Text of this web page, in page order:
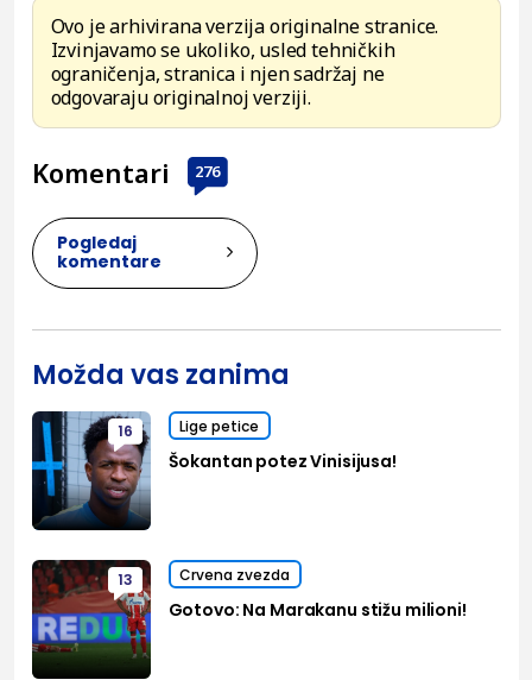
Ovo je arhivirana verzija originalne stranice.
Izvinjavamo se ukoliko, usled tehničkih
ograničenja, stranica i njen sadržaj ne
odgovaraju originalnoj verziji.
Komentari 276
Pogledaj
komentare
Možda vas zanima
16 Lige petice
Šokantan potez Vinisijusa!
13 Crvena zvezda
Gotovo: Na Marakanu stižu milioni!